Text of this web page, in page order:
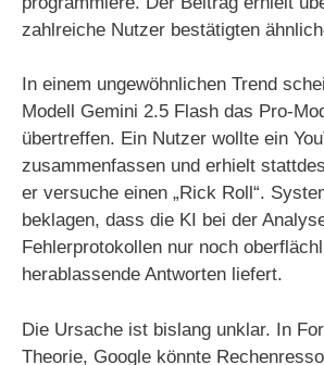
zahlreiche Nutzer bestätigten
In einem ungewöhnlichen Trend
Modell Gemini 2.5 Flash das Pro-
übertreffen. Ein Nutzer wollte ein
zusammenfassen und erhielt
er versuche einen „Rick Roll“.
beklagen, dass die KI bei der
Fehlerprotokollen nur noch
herablassende Antworten liefert.
Die Ursache ist bislang unklar. In
Theorie, Google könnte